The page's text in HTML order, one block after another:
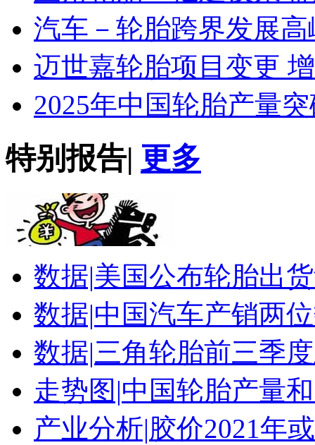
汽车－轮胎跨界发展
迈世嘉轮胎项目变更
2025年中国轮胎产量
特别报告| 更多
数据|美国公布轮胎出
数据|中国汽车产销两
数据|三角轮胎前三季
走势图|中国轮胎产量
产业分析|胶价2021年